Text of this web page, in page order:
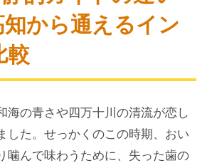
知から通えるイン
較
海の青さや四万十川の清流が恋し
した。せっかくのこの時期、おい
噛んで味わうために、失った歯の